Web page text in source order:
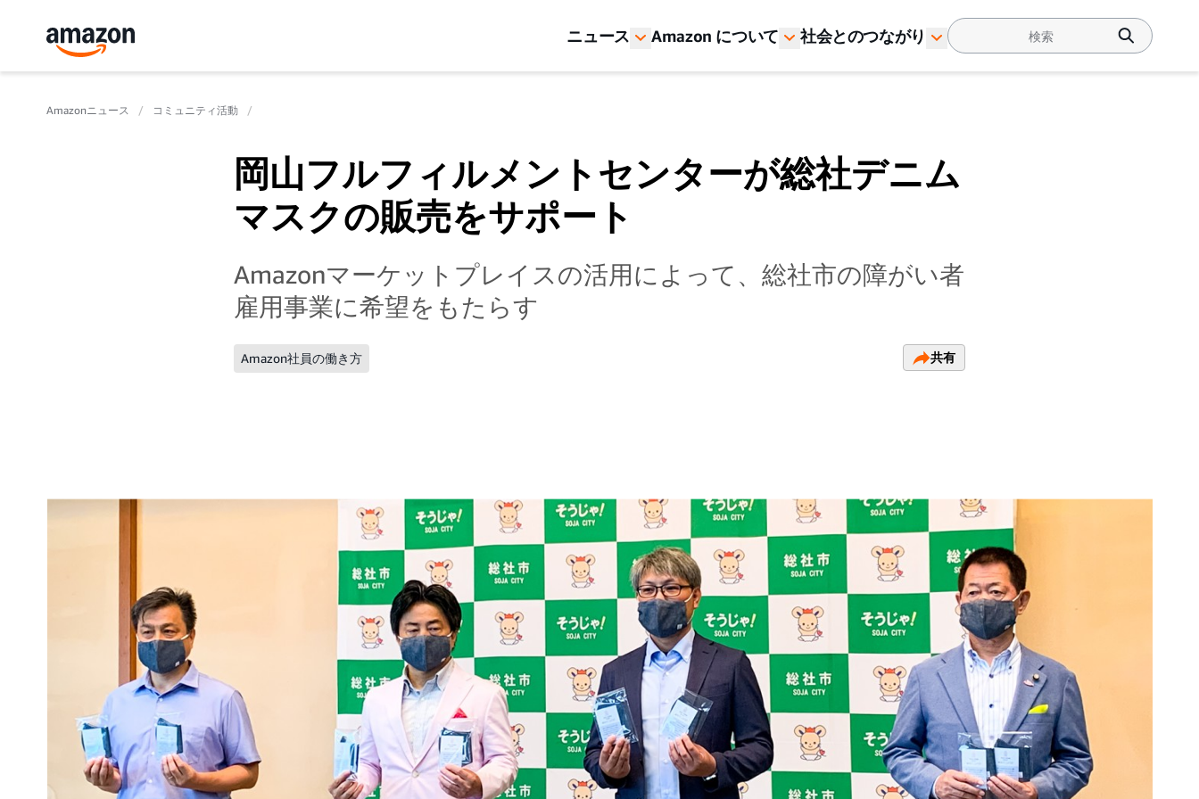
ニュース Amazon について 社会とのつながり
Amazonニュース コミュニティ活動
岡山フルフィルメントセンターが総社デニム
マスクの販売をサポート
Amazonマーケットプレイスの活用によって、総社市の障がい者
雇用事業に希望をもたらす
Amazon社員の働き方 共有